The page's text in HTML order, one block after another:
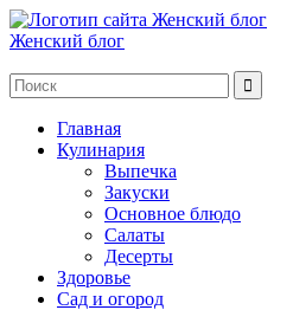
Женский блог
Главная
Кулинария
Выпечка
Закуски
Основное блюдо
Салаты
Десерты
Здоровье
Сад и огород